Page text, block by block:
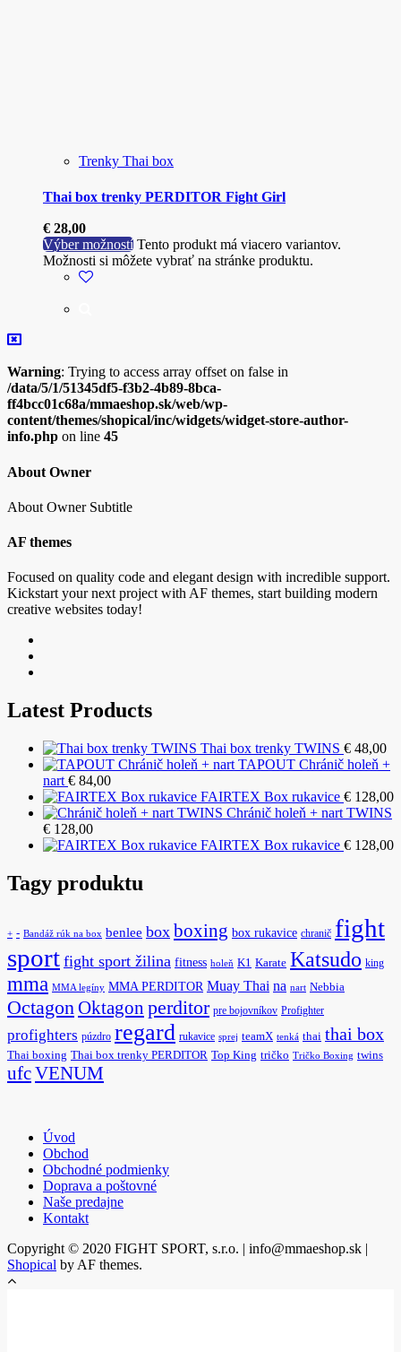
Trenky Thai box
Thai box trenky PERDITOR Fight Girl
€ 28,00
Výber možností Tento produkt má viacero variantov.
Možnosti si môžete vybrať na stránke produktu.
Warning: Trying to access array offset on false in
/data/5/1/51345df5-f3b2-4b89-8bca-
ff4bcc01c68a/mmaeshop.sk/web/wp-
content/themes/shopical/inc/widgets/widget-store-author-
info.php on line 45
About Owner
About Owner Subtitle
AF themes
Focused on quality code and elegant design with incredible support.
Kickstart your next project with AF themes, start building modern
creative websites today!
Latest Products
Thai box trenky TWINS € 48,00
TAPOUT Chránič holeň +
nart € 84,00
FAIRTEX Box rukavice € 128,00
Chránič holeň + nart TWINS
€ 128,00
FAIRTEX Box rukavice € 128,00
Tagy produktu
+ - Bandáž rúk na box benlee box boxing box rukavice chranič fight
sport fight sport žilina fitness holeň K1 Karate Katsudo king
mma MMA legíny MMA PERDITOR Muay Thai na nart Nebbia
OctagonOktagon perditor pre bojovníkov Profighter
profighters púzdro regard rukavice sprej teamX tenká thai thai box
Thai boxing Thai box trenky PERDITOR Top King tričko Tričko Boxing twins
ufcVENUM
Úvod
Obchod
Obchodné podmienky
Doprava a poštovné
Naše predajne
Kontakt
Copyright © 2020 FIGHT SPORT, s.r.o. | info@mmaeshop.sk |
Shopical by AF themes.